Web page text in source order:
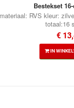
Bestekset
materiaal: RVS kleur:
totaal:16
€
IN